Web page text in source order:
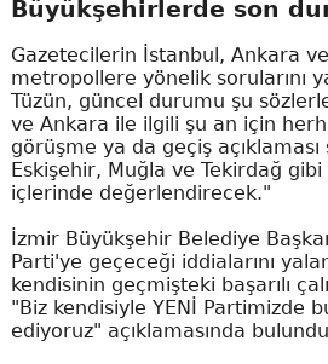
Büyükşehirlerde son
Gazetecilerin İstanbul, Ankara
metropollere yönelik sorularını
Tüzün, güncel durumu şu
ve Ankara ile ilgili şu an için
görüşme ya da geçiş
Eskişehir, Muğla ve Tekirdağ
içlerinde değerlendirecek."
İzmir Büyükşehir Belediye
Parti'ye geçeceği iddialarını
kendisinin geçmişteki başarılı
"Biz kendisiyle YENİ Partimizde
ediyoruz" açıklamasında